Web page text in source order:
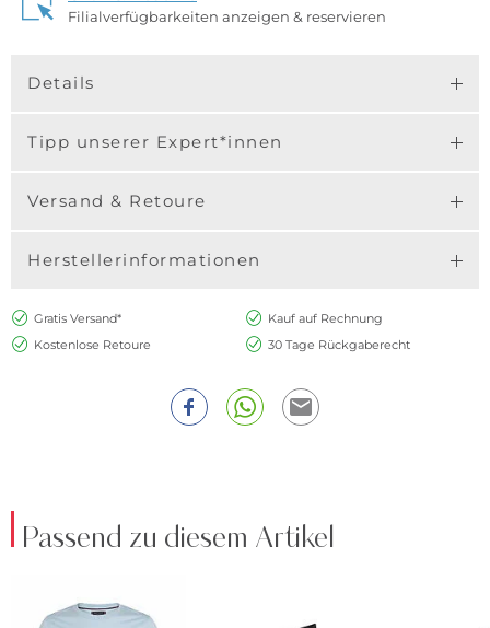
Filialverfügbarkeiten anzeigen & reservieren
Details
Tipp unserer Expert*innen
Versand & Retoure
Herstellerinformationen
Gratis Versand*
Kauf auf Rechnung
Kostenlose Retoure
30 Tage Rückgaberecht
Passend zu diesem Artikel